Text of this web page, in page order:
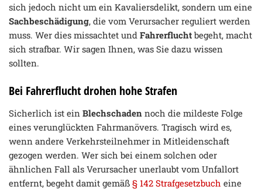
sich jedoch nicht um ein Kavaliersdelikt, sondern um eine
Sachbeschädigung, die vom Verursacher reguliert werden
muss. Wer dies missachtet und Fahrerflucht begeht, macht
sich strafbar. Wir sagen Ihnen, was Sie dazu wissen
sollten.
Bei Fahrerflucht drohen hohe Strafen
Sicherlich ist ein Blechschaden noch die mildeste Folge
eines verunglückten Fahrmanövers. Tragisch wird es,
wenn andere Verkehrsteilnehmer in Mitleidenschaft
gezogen werden. Wer sich bei einem solchen oder
ähnlichen Fall als Verursacher unerlaubt vom Unfallort
entfernt, begeht damit gemäß § 142 Strafgesetzbuch eine